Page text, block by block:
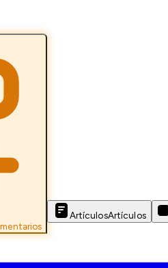
ArtículosArtículos